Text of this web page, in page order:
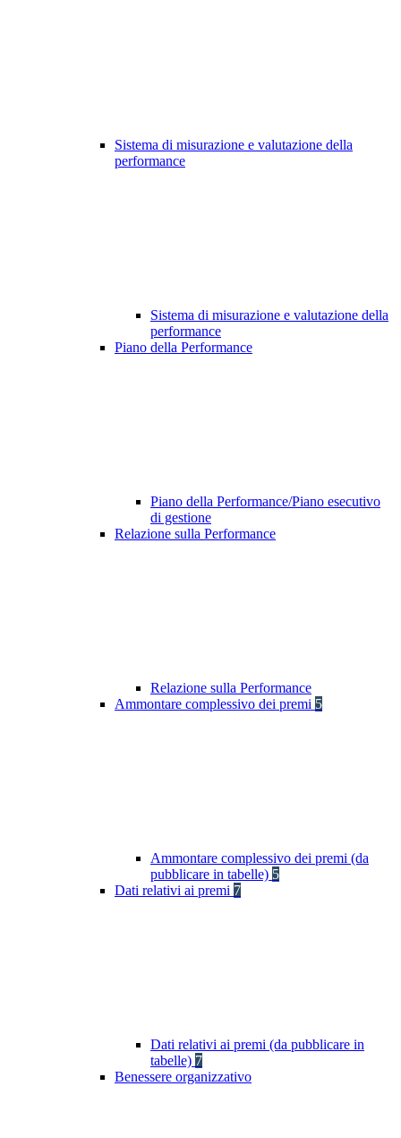
Sistema di misurazione e valutazione della
performance
Sistema di misurazione e valutazione della
performance
Piano della Performance
Piano della Performance/Piano esecutivo
di gestione
Relazione sulla Performance
Relazione sulla Performance
Ammontare complessivo dei premi 5
Ammontare complessivo dei premi (da
pubblicare in tabelle) 5
Dati relativi ai premi 7
Dati relativi ai premi (da pubblicare in
tabelle) 7
Benessere organizzativo